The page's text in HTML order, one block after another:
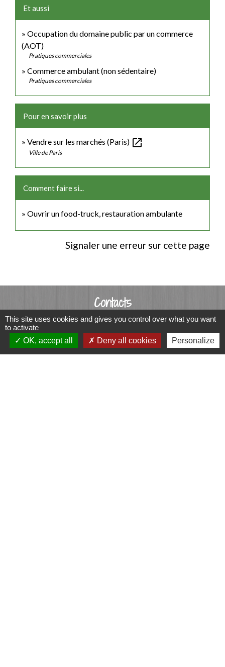
Et aussi
Occupation du domaine public par un commerce
(AOT)
Pratiques commerciales
Commerce ambulant (non sédentaire)
Pratiques commerciales
Pour en savoir plus
Vendre sur les marchés (Paris) open_in_new
Ville de Paris
Comment faire si...
Ouvrir un food-truck, restauration ambulante
Signaler une erreur sur cette page
Contacts
Commune de Luitré-Dompierre
14 rue de Normandie - LUITRE
35133 Luitré-Dompierre - FRANCE
This site uses cookies and gives you control over what you want
to activate
OK, accept all
Deny all cookies Personalize